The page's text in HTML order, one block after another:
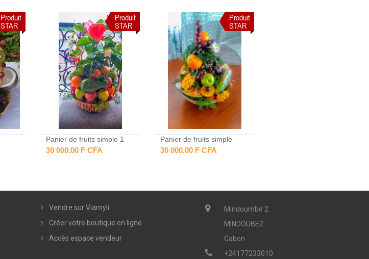
Produit
STAR
Produit
STAR
Panier de fruits simple 1
30 000.00 F CFA
Produit
STAR
Panier de fruits simple
30 000.00 F CFA
Vendre sur Viamyli
Créer votre boutique en ligne
Accès espace vendeur
Mindoumbé 2
MINDOUBE2
Gabon
+24177233010